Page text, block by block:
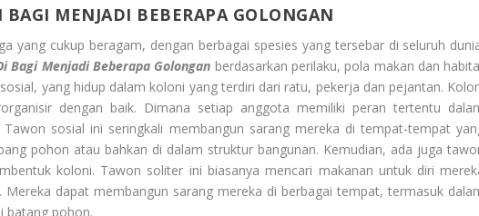
MENJADI BEBERAPA GOLONGAN
yang cukup beragam, dengan berbagai spesies yang tersebar di seluruh
Bagi Menjadi Beberapa Golongan berdasarkan perilaku, pola makan dan
yang hidup dalam koloni yang terdiri dari ratu, pekerja dan pejantan.
dengan baik. Dimana setiap anggota memiliki peran tertentu
sosial ini seringkali membangun sarang mereka di tempat-tempat
pohon atau bahkan di dalam struktur bangunan. Kemudian, ada juga
koloni. Tawon soliter ini biasanya mencari makanan untuk diri
Mereka dapat membangun sarang mereka di berbagai tempat, termasuk
batang pohon.